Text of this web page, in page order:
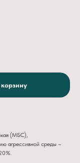
(МБС),
агрессивной среды –